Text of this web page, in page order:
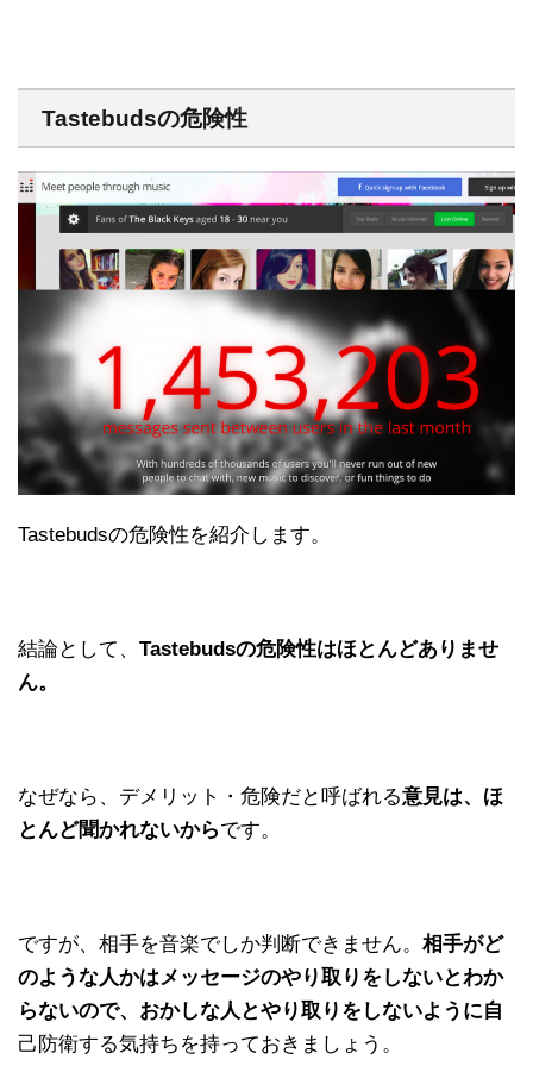
Tastebudsの危険性
Tastebudsの危険性を紹介します。
結論として、 Tastebudsの危険性はほとんどありませ
ん。
なぜなら、デメリット・危険だと呼ばれる意見は、ほ
とんど聞かれないからです。
ですが、相手を音楽でしか判断できません。 相手がど
のような人かはメッセージのやり取りをしないとわか
らないので、おかしな人とやり取りをしないように自
己防衛する気持ちを持っておきましょう。